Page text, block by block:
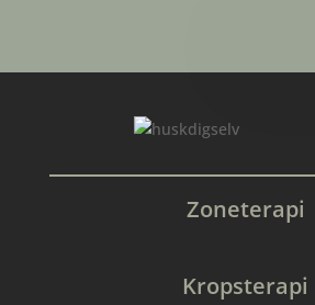
Zoneterapi
Kropsterapi